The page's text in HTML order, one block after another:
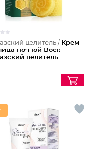
целитель / Крем
ночной Воск
целитель